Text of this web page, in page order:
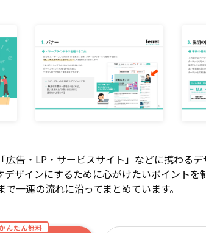
広告・LP・サービスサイト」などに携わる
デザインにするために心がけたいポイントを
一連の流れに沿ってまとめています。
んたん無料